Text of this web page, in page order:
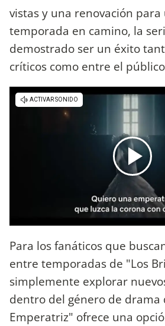
vistas y una renovación para
temporada en camino, la
demostrado ser un éxito
críticos como entre el
Para los fanáticos que
entre temporadas de "Los
simplemente explorar
dentro del género de drama
Emperatriz" ofrece una